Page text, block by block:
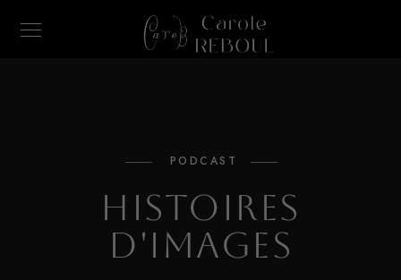
PODCAST
Histoires
d'images